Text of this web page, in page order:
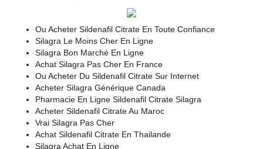
Ou Acheter Sildenafil Citrate En Toute Confiance
Silagra Le Moins Cher En Ligne
Silagra Bon Marché En Ligne
Achat Silagra Pas Cher En France
Ou Acheter Du Sildenafil Citrate Sur Internet
Acheter Silagra Générique Canada
Pharmacie En Ligne Sildenafil Citrate Silagra
Acheter Sildenafil Citrate Au Maroc
Vrai Silagra Pas Cher
Achat Sildenafil Citrate En Thailande
Silagra Achat En Ligne